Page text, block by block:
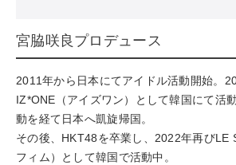
宮脇咲良プロデュース
2011年から日本にてアイドル活動開始。
IZ*ONE（アイズワン）として韓国にて活
動を経て日本へ凱旋帰国。
その後、HKT48を卒業し、2022年再びLE
フィム）として韓国で活動中。